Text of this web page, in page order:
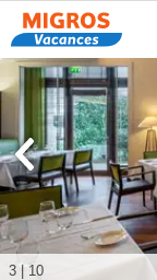
3 | 10